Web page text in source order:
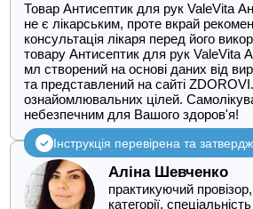
Товар Антисептик для рук ValeVita
не є лікарським, проте вкрай
консультація лікаря перед його
товару Антисептик для рук ValeVita
мл створений на основі даних від
та представлений на сайті
ознайомлювальних цілей.
небезпечним для Вашого здоров'я!
Інструкція перевірена та
Аліна Шевченко
практикуючий
категорії,